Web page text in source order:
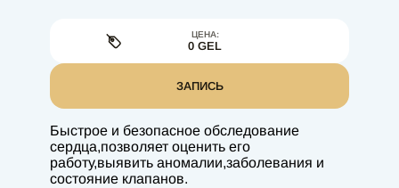
Быстрое и безопасное обследование
сердца,позволяет оценить его
работу,выявить аномалии,заболевания и
состояние клапанов.
ЦЕНА:
0 GEL
ЗАПИСЬ